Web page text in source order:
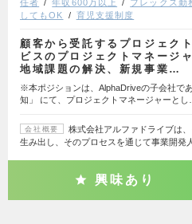
任者 年収600万以上 フレックス勤
してもOK
育児支援制度
顧客から受託するプロジェク
ビスのプロジェクトマネージ
地域課題の解決、新規事業…
※本ポジションは、AlphaDriveの子会社で
知」 にて、プロジェクトマネージャーとし…
会社概要
株式会社アルファドライブは
生み出し、そのプロセスを通じて事業開発
興味あり